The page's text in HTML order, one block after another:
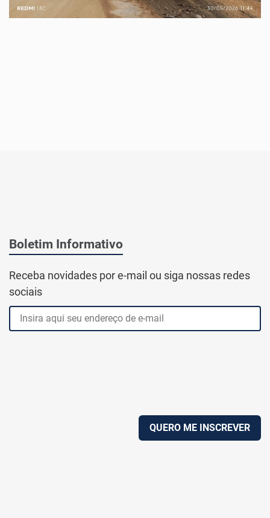
Boletim Informativo
Receba novidades por e-mail ou siga nossas redes
sociais
QUERO ME INSCREVER